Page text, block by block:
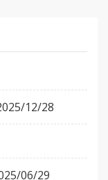
12/28
06/29